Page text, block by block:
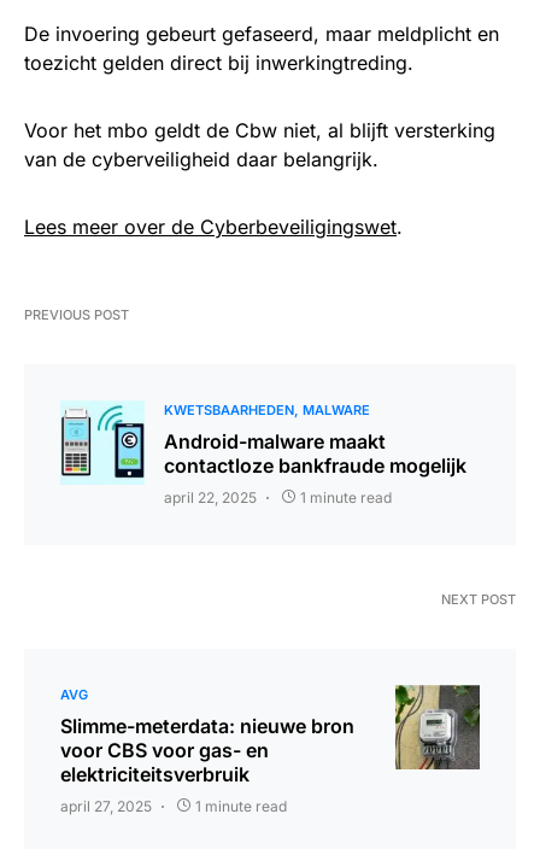
De invoering gebeurt gefaseerd, maar meldplicht en
toezicht gelden direct bij inwerkingtreding.
Voor het mbo geldt de Cbw niet, al blijft versterking
van de cyberveiligheid daar belangrijk.
Lees meer over de Cyberbeveiligingswet.
PREVIOUS POST
KWETSBAARHEDEN MALWARE
Android-malware maakt
contactloze bankfraude mogelijk
april 22, 2025 1 minute read
NEXT POST
AVG
Slimme-meterdata: nieuwe bron
voor CBS voor gas- en
elektriciteitsverbruik
april 27, 2025 1 minute read